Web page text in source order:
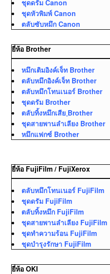
ชุดดรัม Canon
ชุดหัวพิมพ์ Canon
ตลับซับหมึก Canon
ยี่ห้อ Brother
หมึกเติมอิงค์เจ็ท Brother
ตลับหมึกอิงค์เจ็ท Brother
ตลับหมึกโทนเนอร์ Brother
ชุดดรัม Brother
ตลับทิ้งหมึกเสีย ฺBrother
ชุดสายพานลำเลียง Brother
หมึกแฟกซ์ Brother
ยี่ห้อ FujiFilm / FujiXerox
ตลับหมึกโทนเนอร์ FujiFilm
ชุดดรัม FujiFilm
ตลับทิ้งหมึก FujiFilm
ชุดสายพานลำเลียง FujiFilm
ชุดทำความร้อน FujiFilm
ชุดบำรุงรักษา FujiFilm
ยี่ห้อ OKI